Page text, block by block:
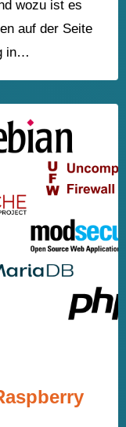
wozu ist es
auf der Seite
in…